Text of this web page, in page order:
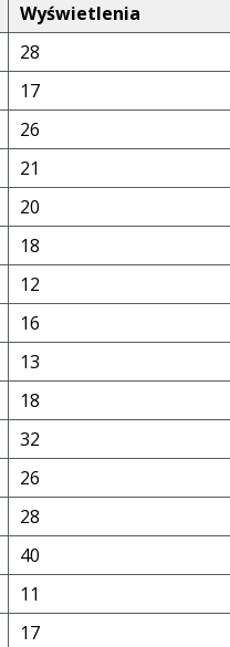
Wyświetlenia
28
17
26
21
20
18
12
16
13
18
32
26
28
40
11
17